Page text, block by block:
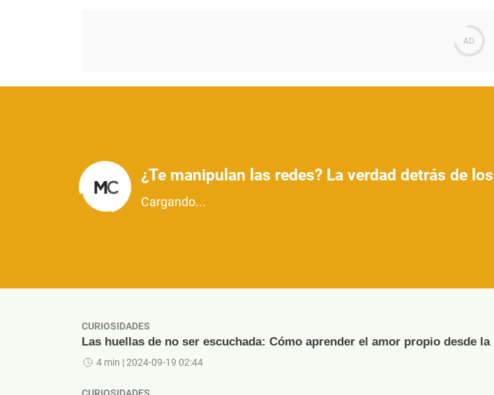
¿Te manipulan las redes? La verdad detrás de
Cargando...
CURIOSIDADES
Las huellas de no ser escuchada: Cómo aprender el amor propio desde
4 min | 2024-09-19 02:44
CURIOSIDADES